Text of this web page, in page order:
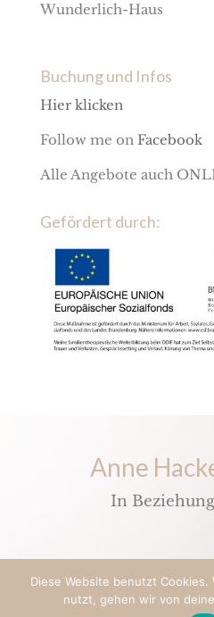
Wunderlich-Haus
Buchung und Infos
Hier klicken
Follow me on Facebook
Alle Angebote auch
Gefördert durch:
Anne
In
© 2021 Anne
Impressum & Datenschutz I
Diese Website benutzt
nutzt, gehen wir von